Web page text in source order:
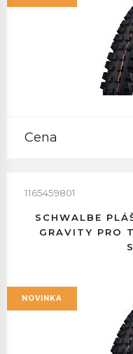
Cena
1165459801
SCHWALBE
GRAVITY PRO
NOVINKA